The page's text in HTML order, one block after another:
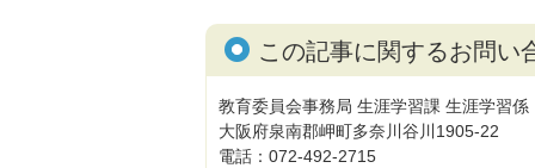
この記事に関するお問い
教育委員会事務局 生涯学習課 生涯学習係
大阪府泉南郡岬町多奈川谷川1905-22
電話：072-492-2715